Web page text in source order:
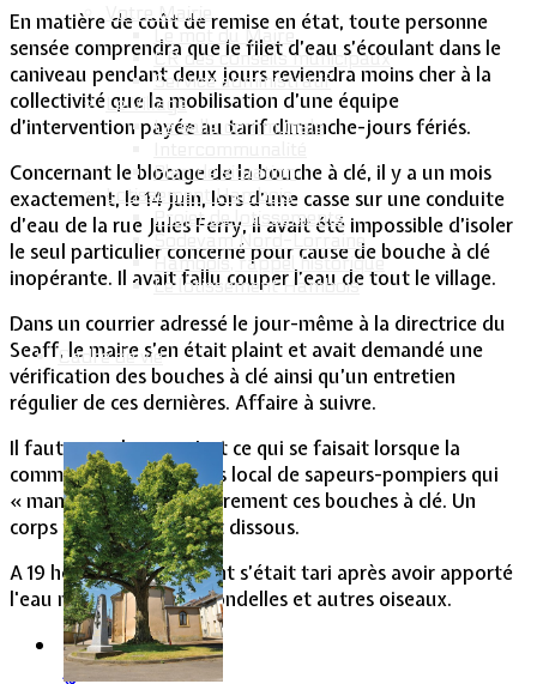
Votre Mairie
Le mot du Maire
CR des conseils municipaux
Service administratif
Le Village
La salle communale
Plan de situation
Lotissement Hambois
Projet de lotissements
Sodevam Nord-Lorraine
Hambois, rappel historique
Le lotissement Hambois
Cadre de vie
En matière de coût de remise en état, toute personne
sensée comprendra que le filet d’eau s’écoulant dans le
caniveau pendant deux jours reviendra moins cher à la
collectivité que la mobilisation d’une équipe
d’intervention payée au tarif dimanche-jours fériés.
Concernant le blocage de la bouche à clé, il y a un mois
exactement, le 14 juin, lors d’une casse sur une conduite
d’eau de la rue Jules Ferry, il avait été impossible d’isoler
le seul particulier concerné pour cause de bouche à clé
inopérante. Il avait fallu couper l’eau de tout le village.
Dans un courrier adressé le jour-même à la directrice du
Seaff, le maire s’en était plaint et avait demandé une
vérification des bouches à clé ainsi qu’un entretien
régulier de ces dernières. Affaire à suivre.
Il faut rappeler que c’est ce qui se faisait lorsque la
commune avait un corps local de sapeurs-pompiers qui
« manoeuvrait » régulièrement ces bouches à clé. Un
corps malheureusement dissous.
A 19 heures, l’écoulement s’était tari après avoir apporté
l'eau nécessaire aux hirondelles et autres oiseaux.